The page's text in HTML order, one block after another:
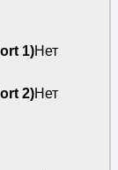
1)Нет
2)Нет